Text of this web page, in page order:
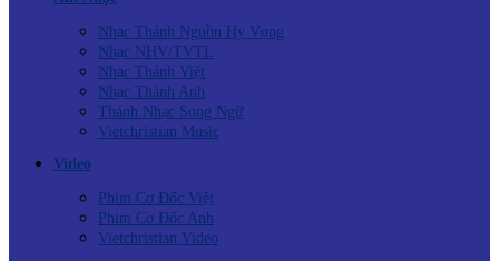
Nhạc Thánh Nguồn Hy Vọng
Nhạc NHV/TVTL
Nhạc Thánh Việt
Nhạc Thánh Anh
Thánh Nhạc Song Ngữ
Vietchristian Music
Video
Phim Cơ Đốc Việt
Phim Cơ Đốc Anh
Vietchristian Video